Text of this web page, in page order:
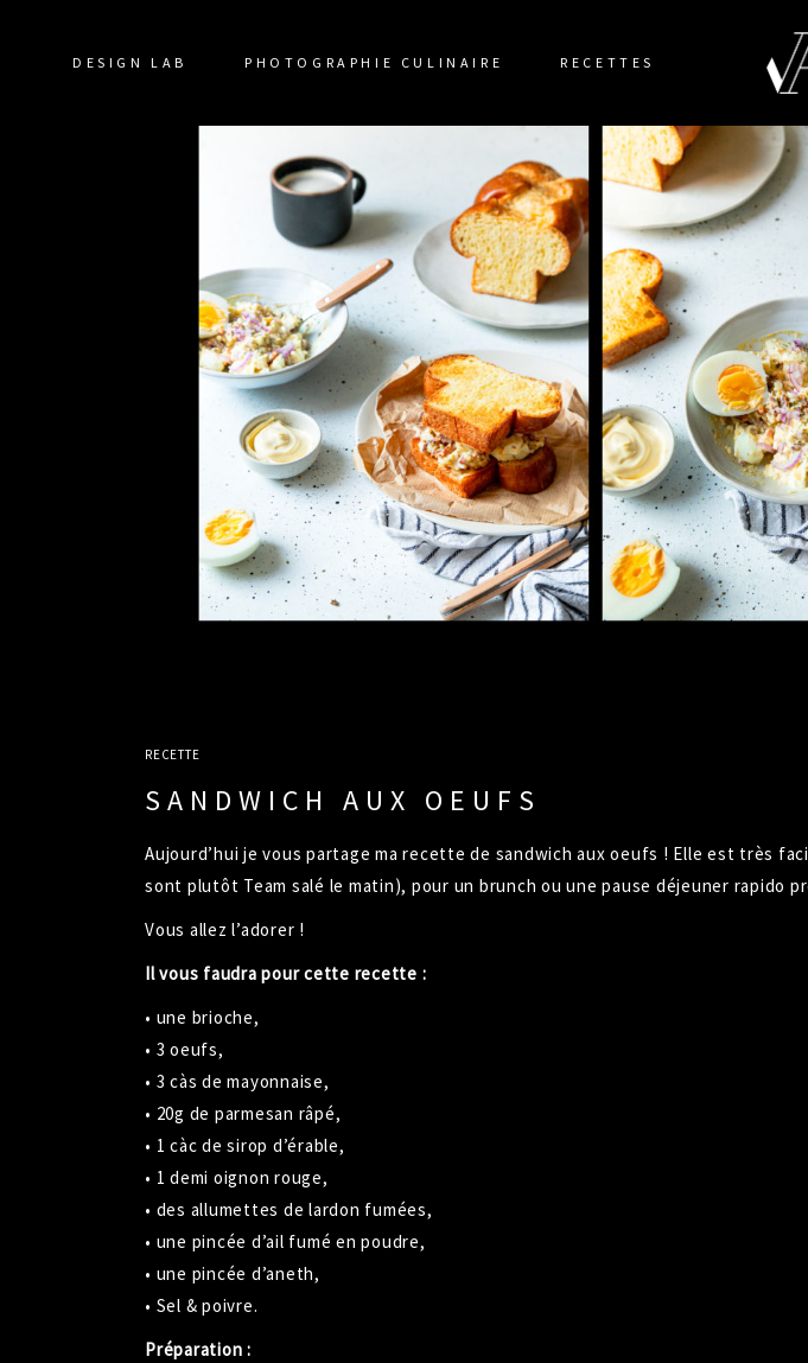
DESIGN LAB PHOTOGRAPHIE CULINAIRE RECETTES
RECETTE
SANDWICH AUX OEUFS
Aujourd’hui je vous partage ma recette de sandwich aux oeufs ! Elle est très
sont plutôt Team salé le matin), pour un brunch ou une pause déjeuner rapido
Vous allez l’adorer !
Il vous faudra pour cette recette :
• une brioche,
• 3 oeufs,
• 3 càs de mayonnaise,
• 20g de parmesan râpé,
• 1 càc de sirop d’érable,
• 1 demi oignon rouge,
• des allumettes de lardon fumées,
• une pincée d’ail fumé en poudre,
• une pincée d’aneth,
• Sel & poivre.
Préparation :